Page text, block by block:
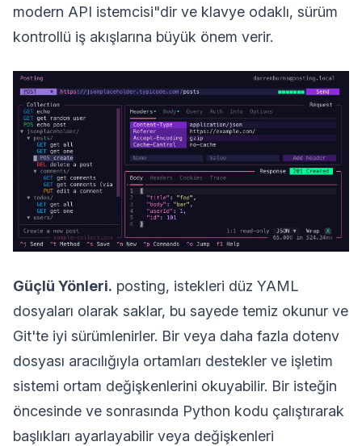
modern API istemcisi"dir ve klavye odaklı, sürüm
kontrollü iş akışlarına büyük önem verir.
Güçlü Yönleri. posting, istekleri düz YAML
dosyaları olarak saklar, bu sayede temiz okunur ve
Git'te iyi sürümlenirler. Bir veya daha fazla dotenv
dosyası aracılığıyla ortamları destekler ve işletim
sistemi ortam değişkenlerini okuyabilir. Bir isteğin
öncesinde ve sonrasında Python kodu çalıştırarak
başlıkları ayarlayabilir veya değişkenleri